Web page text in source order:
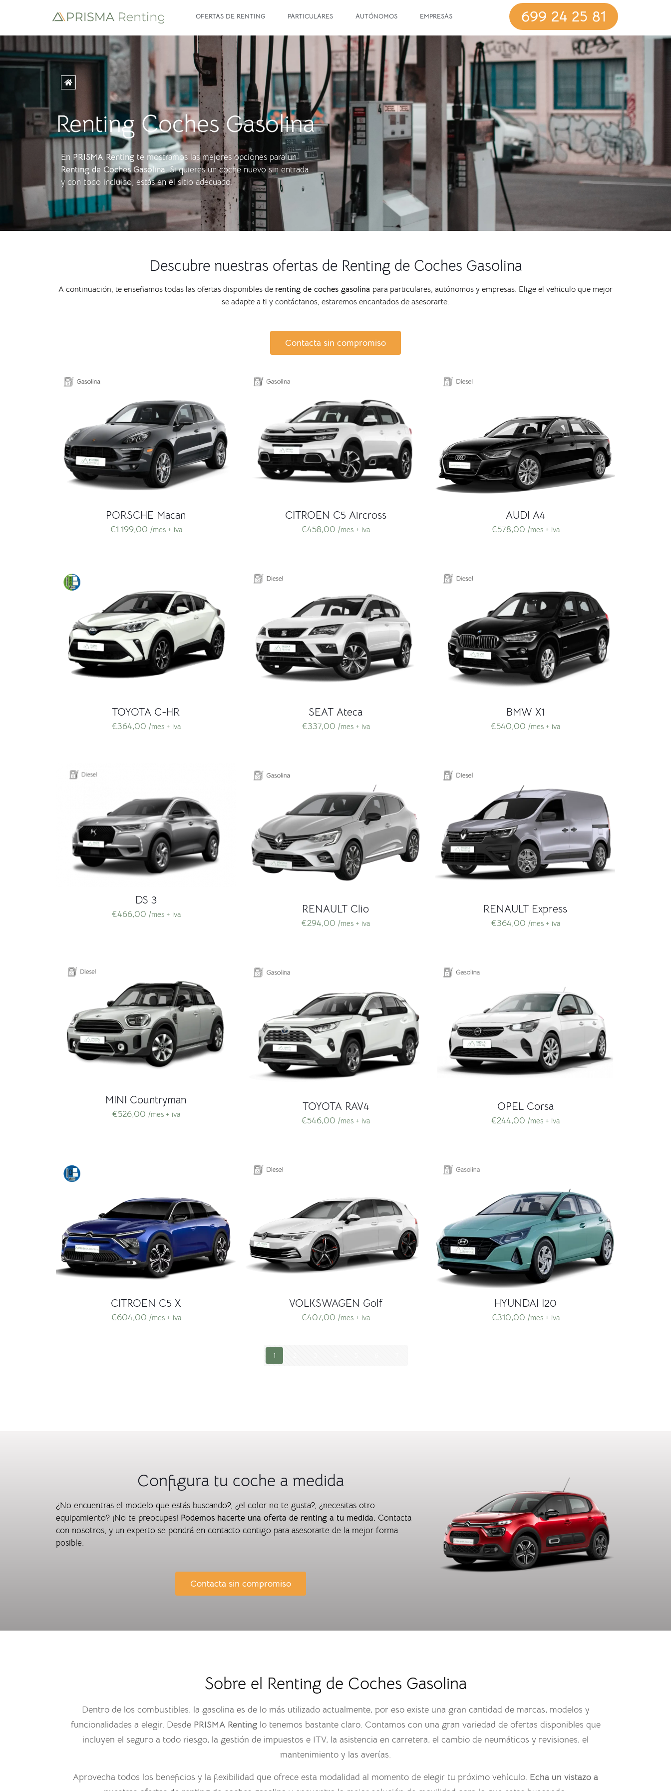
OFERTAS DE RENTING PARTICULARES AUTÓNOMOS EMPRESAS 699 24 25 81
Renting Coches Gasolina
En PRISMA Renting te mostramos las mejores opciones para un
Renting de Coches Gasolina. Si quieres un coche nuevo sin entrada
y con todo incluido, estás en el sitio adecuado.
Descubre nuestras ofertas de Renting de Coches Gasolina
A continuación, te enseñamos todas las ofertas disponibles de renting de coches gasolina para particulares, autónomos y empresas. Elige el vehículo que mejor
se adapte a ti y contáctanos, estaremos encantados de asesorarte.
Contacta sin compromiso
PORSCHE Macan
€1.199,00 /mes + iva
CITROEN C5 Aircross
€458,00 /mes + iva
AUDI A4
€578,00 /mes + iva
TOYOTA C-HR
€364,00 /mes + iva
SEAT Ateca
€337,00 /mes + iva
BMW X1
€540,00 /mes + iva
DS 3
€466,00 /mes + iva RENAULT Clio
€294,00 /mes + iva
RENAULT Express
€364,00 /mes + iva
MINI Countryman
€526,00 /mes + iva
TOYOTA RAV4
€546,00 /mes + iva
OPEL Corsa
€244,00 /mes + iva
CITROEN C5 X
€604,00 /mes + iva
VOLKSWAGEN Golf
€407,00 /mes + iva
HYUNDAI I20
€310,00 /mes + iva
1
Configura tu coche a medida
¿No encuentras el modelo que estás buscando?, ¿el color no te gusta?, ¿necesitas otro
equipamiento? ¡No te preocupes! Podemos hacerte una oferta de renting a tu medida. Contacta
con nosotros, y un experto se pondrá en contacto contigo para asesorarte de la mejor forma
posible.
Contacta sin compromiso
Sobre el Renting de Coches Gasolina
Dentro de los combustibles, la gasolina es de lo más utilizado actualmente, por eso existe una gran cantidad de marcas, modelos y
funcionalidades a elegir. Desde PRISMA Rentinglo tenemos bastante claro. Contamos con una gran variedad de ofertas disponibles que
incluyen el seguro a todo riesgo, la gestión de impuestos e ITV, la asistencia en carretera, el cambio de neumáticos y revisiones, el
mantenimiento y las averías.
Aprovecha todos los beneficios y la flexibilidad que ofrece esta modalidad al momento de elegir tu próximo vehículo. Echa un vistazo a